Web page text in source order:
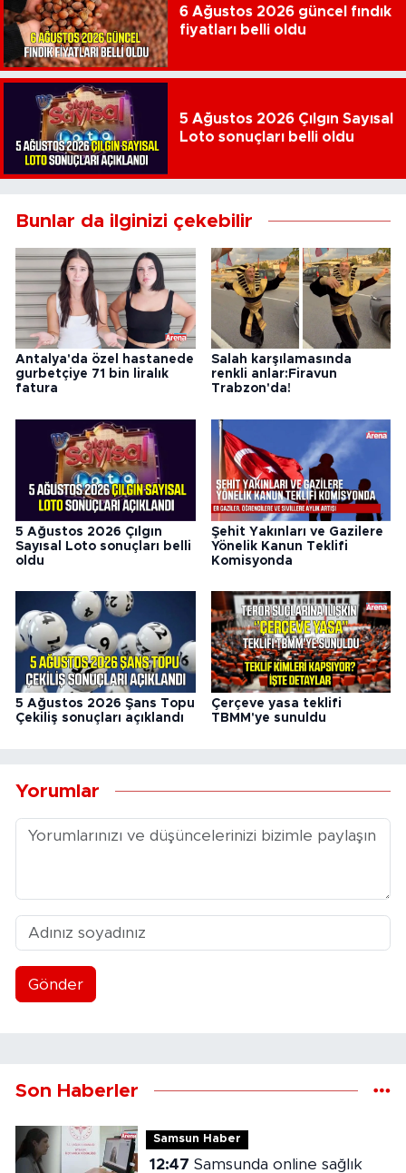
6 Ağustos 2026 güncel fındık
fiyatları belli oldu
5 Ağustos 2026 Çılgın Sayısal
Loto sonuçları belli oldu
Bunlar da ilginizi çekebilir
Antalya'da özel hastanede
gurbetçiye 71 bin liralık
fatura
Salah karşılamasında
renkli anlar:Firavun
Trabzon'da!
5 Ağustos 2026 Çılgın
Sayısal Loto sonuçları belli
oldu
Şehit Yakınları ve Gazilere
Yönelik Kanun Teklifi
Komisyonda
5 Ağustos 2026 Şans Topu
Çekiliş sonuçları açıklandı
Çerçeve yasa teklifi
TBMM'ye sunuldu
Yorumlar
Gönder
Son Haberler
Samsun Haber
12:47